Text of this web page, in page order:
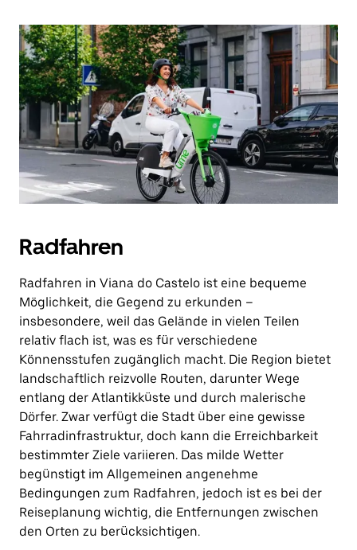
Radfahren
Radfahren in Viana do Castelo ist eine bequeme
Möglichkeit, die Gegend zu erkunden –
insbesondere, weil das Gelände in vielen Teilen
relativ flach ist, was es für verschiedene
Könnensstufen zugänglich macht. Die Region bietet
landschaftlich reizvolle Routen, darunter Wege
entlang der Atlantikküste und durch malerische
Dörfer. Zwar verfügt die Stadt über eine gewisse
Fahrradinfrastruktur, doch kann die Erreichbarkeit
bestimmter Ziele variieren. Das milde Wetter
begünstigt im Allgemeinen angenehme
Bedingungen zum Radfahren, jedoch ist es bei der
Reiseplanung wichtig, die Entfernungen zwischen
den Orten zu berücksichtigen.